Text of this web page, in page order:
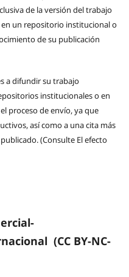
de la versión del trabajo
un repositorio institucional o
de su publicación
a difundir su trabajo
institucionales o en
proceso de envío, ya que
así como a una cita más
(Consulte El efecto
(CC BY-NC-